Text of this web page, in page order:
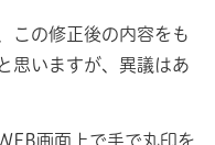
この修正後の内容をも
思いますが、異議はあ
画面上で手で丸印を